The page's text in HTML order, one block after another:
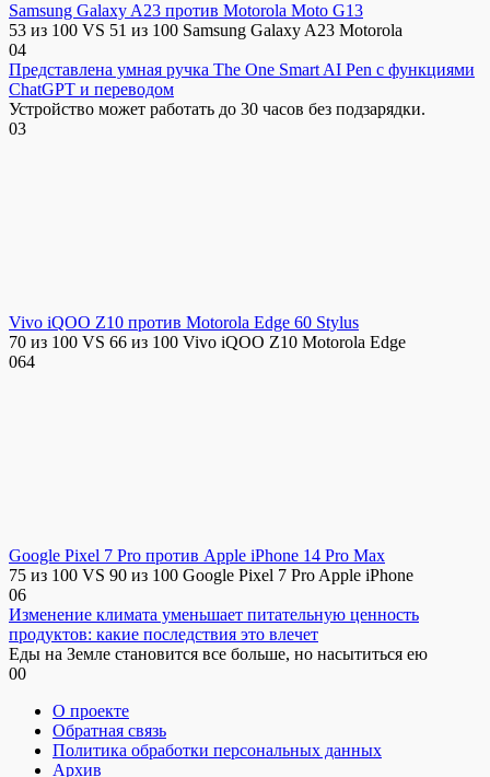
Samsung Galaxy A23 против Motorola Moto G13
53 из 100 VS 51 из 100 Samsung Galaxy A23 Motorola
04
Представлена умная ручка The One Smart AI Pen с функциями
ChatGPT и переводом
Устройство может работать до 30 часов без подзарядки.
03
Vivo iQOO Z10 против Motorola Edge 60 Stylus
70 из 100 VS 66 из 100 Vivo iQOO Z10 Motorola Edge
064
Google Pixel 7 Pro против Apple iPhone 14 Pro Max
75 из 100 VS 90 из 100 Google Pixel 7 Pro Apple iPhone
06
Изменение климата уменьшает питательную ценность
продуктов: какие последствия это влечет
Еды на Земле становится все больше, но насытиться ею
00
О проекте
Обратная связь
Политика обработки персональных данных
Архив